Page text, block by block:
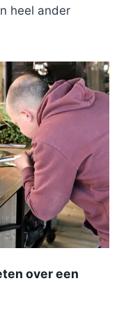
heel ander
over een